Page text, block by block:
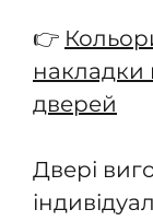
👉
накладки
дверей
Двері